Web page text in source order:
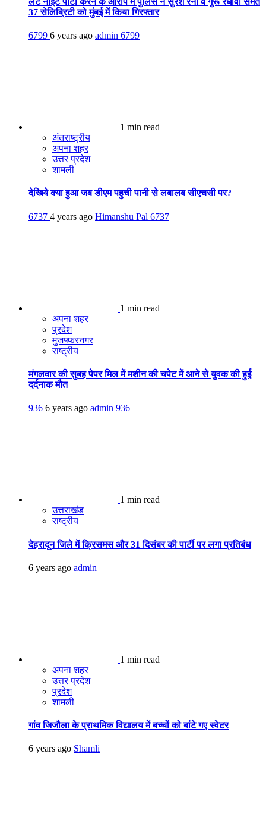
37 सेलिब्रिटी को मुंबई में किया गिरफ्तार
6799 6 years ago admin 6799
1 min read
अंतराष्ट्रीय
अपना शहर
उत्तर प्रदेश
शामली
देखिये क्या हुआ जब डीएम पहुची पानी से लबालब सीएचसी पर?
6737 4 years ago Himanshu Pal 6737
1 min read
अपना शहर
प्रदेश
मुजफ्फरनगर
राष्ट्रीय
मंगलवार की सुबह पेपर मिल में मशीन की चपेट में आने से युवक की हुई
दर्दनाक मौत
936 6 years ago admin 936
1 min read
उत्तराखंड
राष्ट्रीय
देहरादून जिले में क्रिसमस और 31 दिसंबर की पार्टी पर लगा प्रतिबंध
6 years ago admin
1 min read
अपना शहर
उत्तर प्रदेश
प्रदेश
शामली
गांव जिजौला के प्राथमिक विद्यालय में बच्चों को बांटे गए स्वेटर
6 years ago Shamli